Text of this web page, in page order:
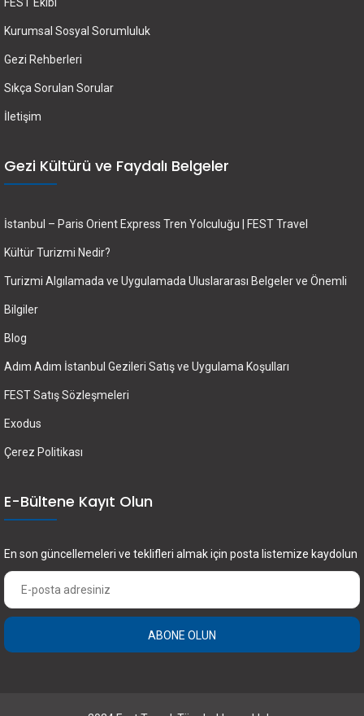
Kurumsal Sosyal Sorumluluk
Gezi Rehberleri
Sıkça Sorulan Sorular
İletişim
Gezi Kültürü ve Faydalı Belgeler
İstanbul – Paris Orient Express Tren Yolculuğu | FEST Travel
Kültür Turizmi Nedir?
Turizmi Algılamada ve Uygulamada Uluslararası Belgeler ve Önemli
Bilgiler
Blog
Adım Adım İstanbul Gezileri Satış ve Uygulama Koşulları
FEST Satış Sözleşmeleri
Exodus
Çerez Politikası
E-Bültene Kayıt Olun
En son güncellemeleri ve teklifleri almak için posta listemize kaydolun
ABONE OLUN